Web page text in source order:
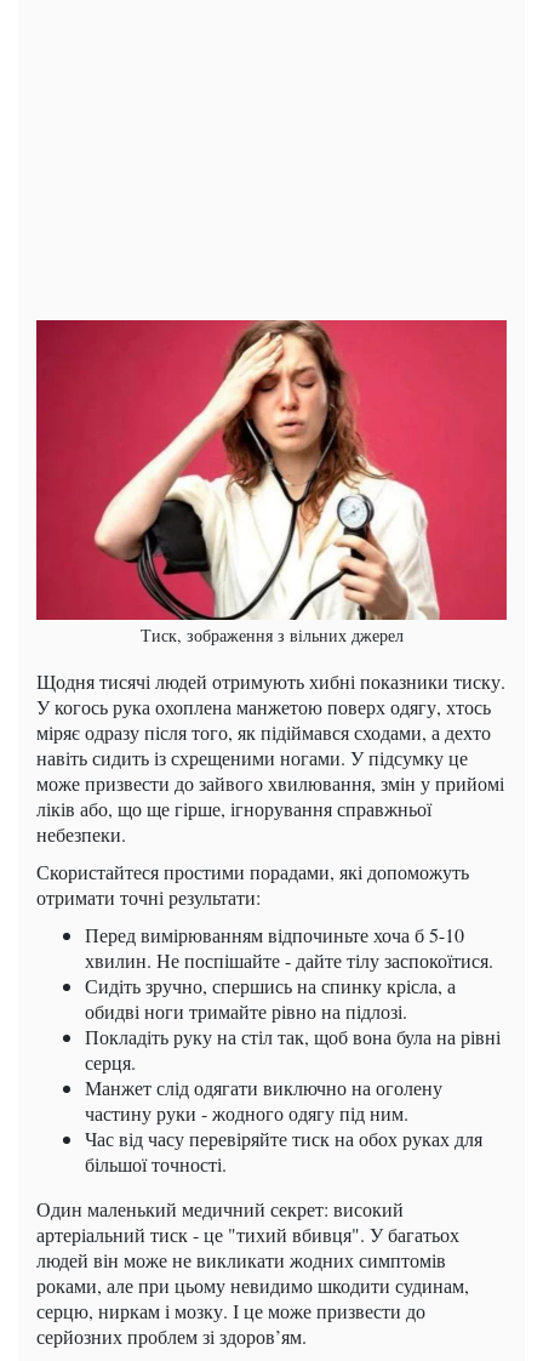
Тиск, зображення з вільних джерел
Щодня тисячі людей отримують хибні показники тиску.
У когось рука охоплена манжетою поверх одягу, хтось
міряє одразу після того, як підіймався сходами, а дехто
навіть сидить із схрещеними ногами. У підсумку це
може призвести до зайвого хвилювання, змін у прийомі
ліків або, що ще гірше, ігнорування справжньої
небезпеки.
Скористайтеся простими порадами, які допоможуть
отримати точні результати:
Перед вимірюванням відпочиньте хоча б 5-10
хвилин. Не поспішайте - дайте тілу заспокоїтися.
Сидіть зручно, спершись на спинку крісла, а
обидві ноги тримайте рівно на підлозі.
Покладіть руку на стіл так, щоб вона була на рівні
серця.
Манжет слід одягати виключно на оголену
частину руки - жодного одягу під ним.
Час від часу перевіряйте тиск на обох руках для
більшої точності.
Один маленький медичний секрет: високий
артеріальний тиск - це "тихий вбивця". У багатьох
людей він може не викликати жодних симптомів
роками, але при цьому невидимо шкодити судинам,
серцю, ниркам і мозку. І це може призвести до
серйозних проблем зі здоров’ям.